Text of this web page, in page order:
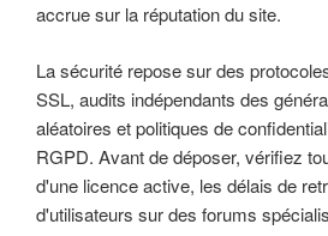
accrue sur la réputation du site.
La sécurité repose sur des
SSL, audits indépendants des
aléatoires et politiques de
RGPD. Avant de déposer, vérifiez
d'une licence active, les délais de
d'utilisateurs sur des forums